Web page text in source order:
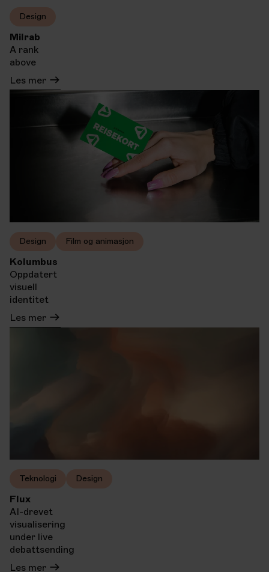
Milrab
A rank
above
Design
Les mer
Kolumbus
Oppdatert
visuell
identitet
Design Film og animasjon
Les mer
Flux
AI-drevet
visualisering
under live
debattsending
Teknologi Design
Les mer